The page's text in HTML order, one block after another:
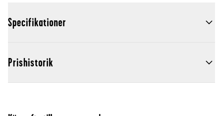
Specifikationer
Prishistorik